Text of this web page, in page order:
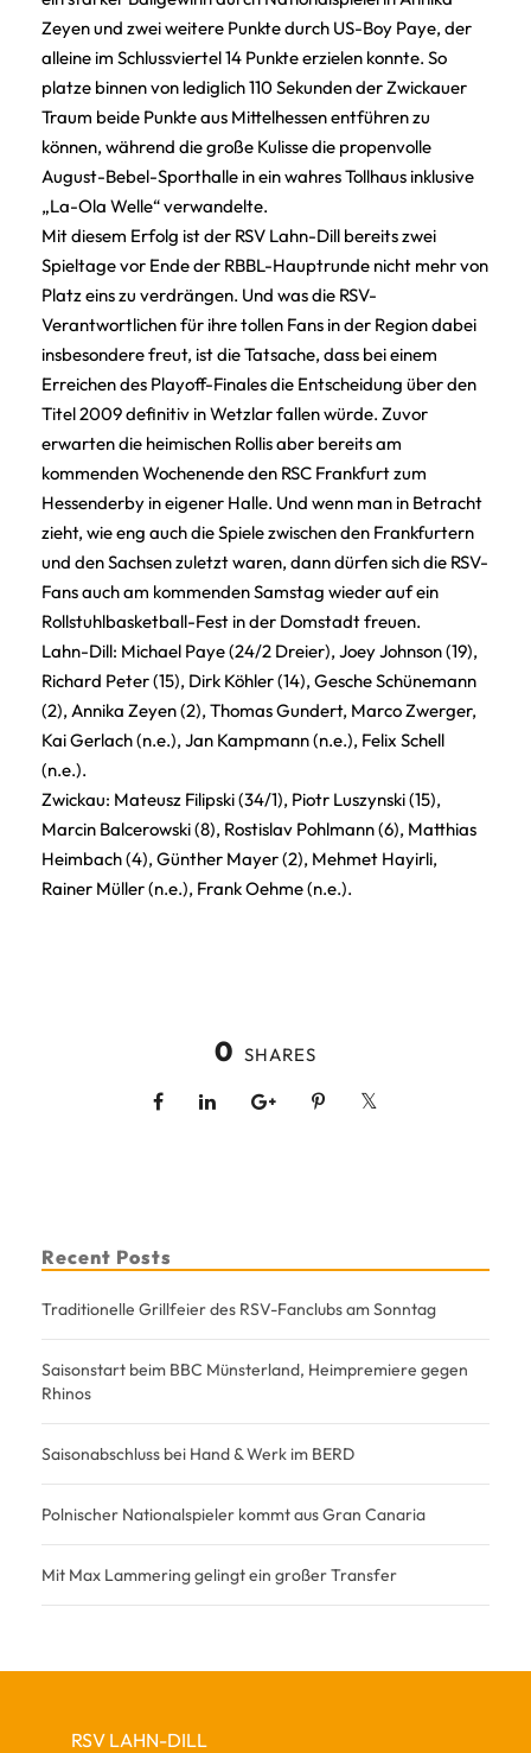
Zeyen und zwei weitere Punkte durch US-Boy Paye, der
alleine im Schlussviertel 14 Punkte erzielen konnte. So
platze binnen von lediglich 110 Sekunden der Zwickauer
Traum beide Punkte aus Mittelhessen entführen zu
können, während die große Kulisse die propenvolle
August-Bebel-Sporthalle in ein wahres Tollhaus inklusive
„La-Ola Welle“ verwandelte.
Mit diesem Erfolg ist der RSV Lahn-Dill bereits zwei
Spieltage vor Ende der RBBL-Hauptrunde nicht mehr von
Platz eins zu verdrängen. Und was die RSV-
Verantwortlichen für ihre tollen Fans in der Region dabei
insbesondere freut, ist die Tatsache, dass bei einem
Erreichen des Playoff-Finales die Entscheidung über den
Titel 2009 definitiv in Wetzlar fallen würde. Zuvor
erwarten die heimischen Rollis aber bereits am
kommenden Wochenende den RSC Frankfurt zum
Hessenderby in eigener Halle. Und wenn man in Betracht
zieht, wie eng auch die Spiele zwischen den Frankfurtern
und den Sachsen zuletzt waren, dann dürfen sich die RSV-
Fans auch am kommenden Samstag wieder auf ein
Rollstuhlbasketball-Fest in der Domstadt freuen.
Lahn-Dill: Michael Paye (24/2 Dreier), Joey Johnson (19),
Richard Peter (15), Dirk Köhler (14), Gesche Schünemann
(2), Annika Zeyen (2), Thomas Gundert, Marco Zwerger,
Kai Gerlach (n.e.), Jan Kampmann (n.e.), Felix Schell
(n.e.).
Zwickau: Mateusz Filipski (34/1), Piotr Luszynski (15),
Marcin Balcerowski (8), Rostislav Pohlmann (6), Matthias
Heimbach (4), Günther Mayer (2), Mehmet Hayirli,
Rainer Müller (n.e.), Frank Oehme (n.e.).
0 SHARES
Recent Posts
Traditionelle Grillfeier des RSV-Fanclubs am Sonntag
Saisonstart beim BBC Münsterland, Heimpremiere gegen
Rhinos
Saisonabschluss bei Hand & Werk im BERD
Polnischer Nationalspieler kommt aus Gran Canaria
Mit Max Lammering gelingt ein großer Transfer
RSV LAHN-DILL